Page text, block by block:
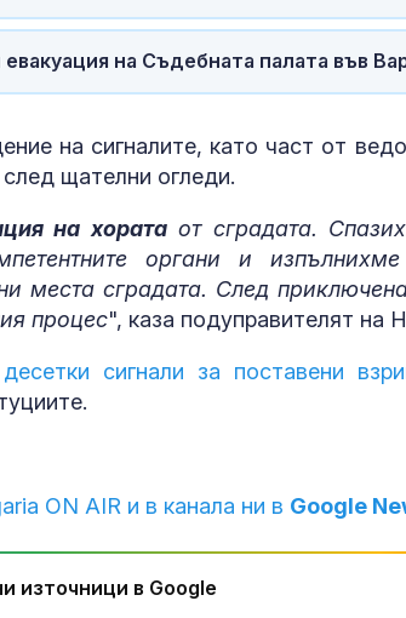
на Съдебната палата във
на сигналите, като част от
щателни огледи.
на хоратаот сградата.
органи и
места сградата. След
процес", каза подуправителят
десетки сигнали за поставени
ON AIR и в канала ни в Google
източници в Google
Невидимият враг на
действат
След взрива край
отговори за
произхода и маршрута
Вучич: Сърбия
териториалната
цялост на Украйна и
европейския ѝ път
Ормузкия проток